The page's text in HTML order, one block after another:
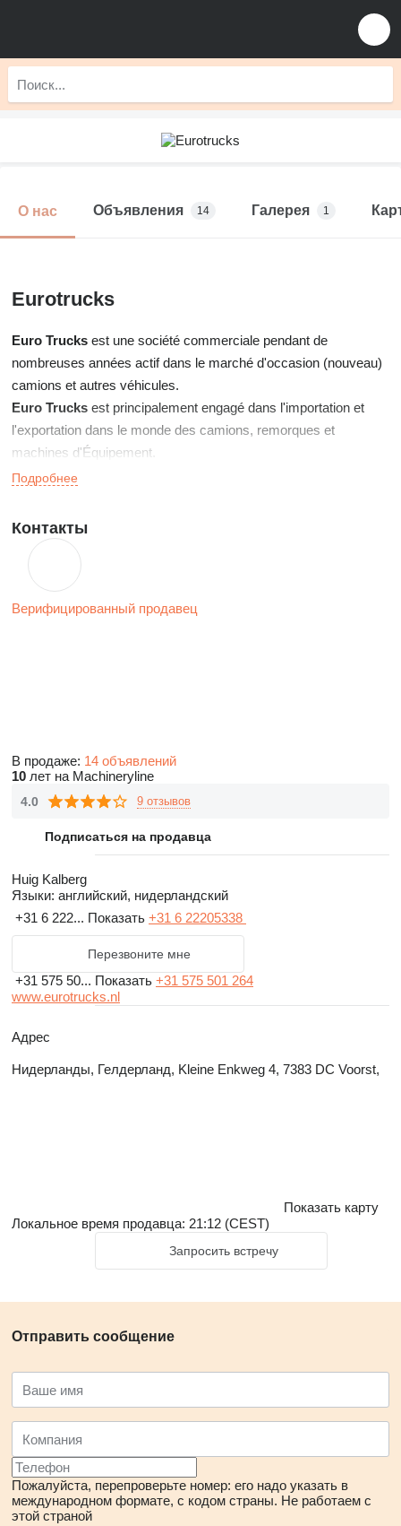
О нас Объявления 14 Галерея 1
Eurotrucks
Euro Trucks est une société commerciale pendant de
nombreuses années actif dans le marché d'occasion (nouveau)
camions et autres véhicules.
Euro Trucks est principalement engagé dans l'importation et
l'exportation dans le monde des camions, remorques et
machines d'Équipement.
Euro Trucks
Подробнее
Контакты
Верифицированный продавец
В продаже: 14 объявлений
10 лет на Machineryline
4.0 9 отзывов
Подписаться на продавца
Huig Kalberg
Языки: английский, нидерландский
+31 6 222... Показать +31 6 22205338
Перезвоните мне
+31 575 50... Показать +31 575 501 264
www.eurotrucks.nl
Адрес
Нидерланды, Гелдерланд, Kleine Enkweg 4, 7383 DC Voorst,
Показать карту
Локальное время продавца: 21:12 (CEST)
Запросить встречу
Отправить сообщение
Пожалуйста, перепроверьте номер: его надо указать в
международном формате, с кодом страны. Не работаем с
этой страной